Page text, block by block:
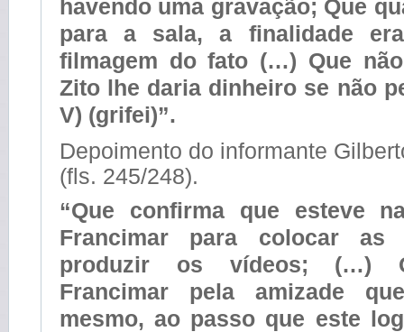
havendo uma gravação; Que
para a sala, a finalidade
filmagem do fato (…) Que
Zito lhe daria dinheiro se não
V) (grifei)”.
Depoimento do informante
(fls. 245/248).
“Que confirma que esteve
Francimar para colocar as
produzir os vídeos; (…)
Francimar pela amizade
mesmo, ao passo que este